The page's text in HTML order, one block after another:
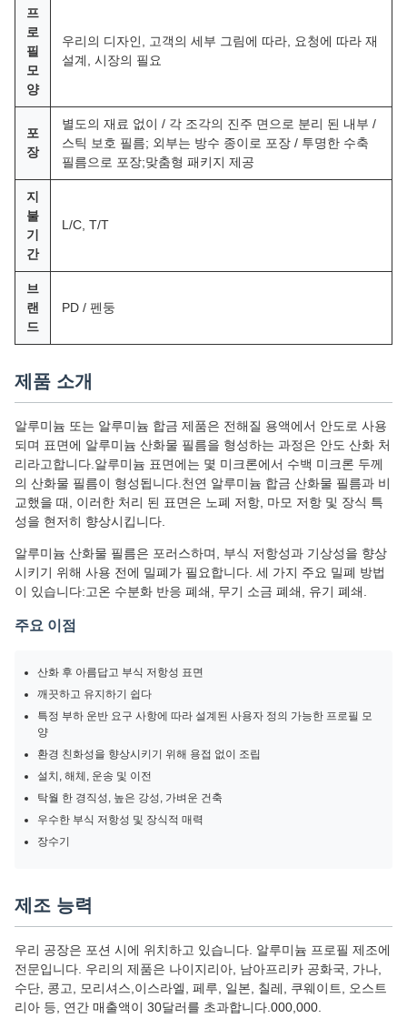
프
로
필
모
양
우리의 디자인, 고객의 세부 그림에 따라, 요청에 따라 재
설계, 시장의 필요
포
장
별도의 재료 없이 / 각 조각의 진주 면으로 분리 된 내부 /
스틱 보호 필름; 외부는 방수 종이로 포장 / 투명한 수축
필름으로 포장;맞춤형 패키지 제공
지
불
기
간
L/C, T/T
브
랜
드
PD / 펜둥
제품 소개
알루미늄 또는 알루미늄 합금 제품은 전해질 용액에서 안도로 사용
되며 표면에 알루미늄 산화물 필름을 형성하는 과정은 안도 산화 처
리라고합니다.알루미늄 표면에는 몇 미크론에서 수백 미크론 두께
의 산화물 필름이 형성됩니다.천연 알루미늄 합금 산화물 필름과 비
교했을 때, 이러한 처리 된 표면은 노폐 저항, 마모 저항 및 장식 특
성을 현저히 향상시킵니다.
알루미늄 산화물 필름은 포러스하며, 부식 저항성과 기상성을 향상
시키기 위해 사용 전에 밀폐가 필요합니다. 세 가지 주요 밀폐 방법
이 있습니다:고온 수분화 반응 폐쇄, 무기 소금 폐쇄, 유기 폐쇄.
주요 이점
산화 후 아름답고 부식 저항성 표면
깨끗하고 유지하기 쉽다
특정 부하 운반 요구 사항에 따라 설계된 사용자 정의 가능한 프로필 모
양
환경 친화성을 향상시키기 위해 용접 없이 조립
설치, 해체, 운송 및 이전
탁월 한 경직성, 높은 강성, 가벼운 건축
우수한 부식 저항성 및 장식적 매력
장수기
제조 능력
우리 공장은 포션 시에 위치하고 있습니다. 알루미늄 프로필 제조에
전문입니다. 우리의 제품은 나이지리아, 남아프리카 공화국, 가나,
수단, 콩고, 모리셔스,이스라엘, 페루, 일본, 칠레, 쿠웨이트, 오스트
리아 등, 연간 매출액이 30달러를 초과합니다.000,000.